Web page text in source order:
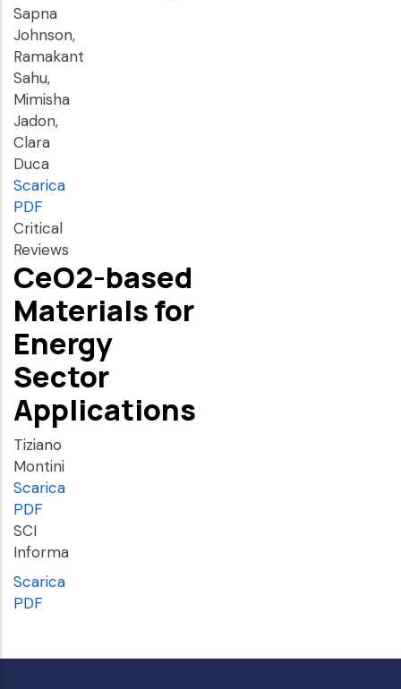
Sapna
Johnson,
Ramakant
Sahu,
Mimisha
Jadon,
Clara
Duca
Scarica
PDF
Critical
Reviews
CeO2-based
Materials for
Energy
Sector
Applications
Tiziano
Montini
Scarica
PDF
SCI
Informa
Scarica
PDF